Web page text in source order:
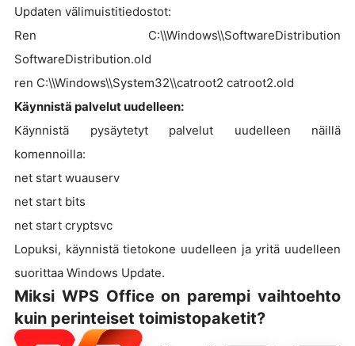
Updaten välimuistitiedostot:
Ren C:\\Windows\\SoftwareDistribution
SoftwareDistribution.old
ren C:\\Windows\\System32\\catroot2 catroot2.old
Käynnistä palvelut uudelleen:
Käynnistä pysäytetyt palvelut uudelleen näillä
komennoilla:
net start wuauserv
net start bits
net start cryptsvc
Lopuksi, käynnistä tietokone uudelleen ja yritä uudelleen
suorittaa Windows Update.
Miksi WPS Office on parempi vaihtoehto
kuin perinteiset toimistopaketit?